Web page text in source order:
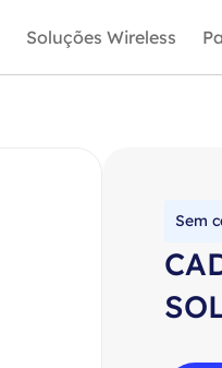
Soluções Wireless
Sem